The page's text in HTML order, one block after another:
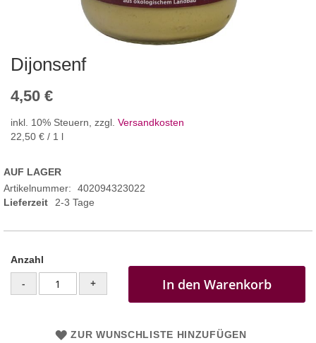
Dijonsenf
4,50 €
inkl. 10% Steuern, zzgl. Versandkosten
22,50 € / 1 l
AUF LAGER
Artikelnummer
402094323022
Lieferzeit
2-3 Tage
Anzahl
- + In den Warenkorb
ZUR WUNSCHLISTE HINZUFÜGEN